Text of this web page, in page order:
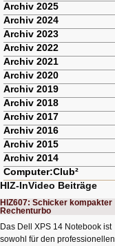
Archiv 2025
Archiv 2024
Archiv 2023
Archiv 2022
Archiv 2021
Archiv 2020
Archiv 2019
Archiv 2018
Archiv 2017
Archiv 2016
Archiv 2015
Archiv 2014
Computer:Club²
HIZ-InVideo Beiträge
HIZ607: Schicker kompakter
Rechenturbo
Das Dell XPS 14 Notebook ist
sowohl für den professionellen